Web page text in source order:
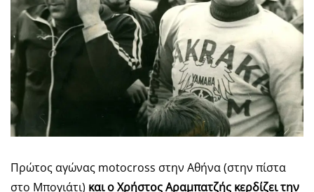
Πρώτος αγώνας motocross στην Αθήνα (στην πίστα
στο Μπογιάτι) και ο Χρήστος Αραμπατζής κερδίζει την